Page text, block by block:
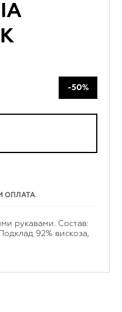
-50%
ОПЛАТА
рукавами. Состав:
92% вискоза,